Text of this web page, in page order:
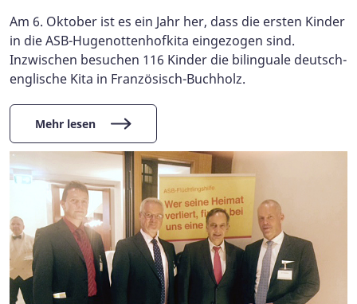
Am 6. Oktober ist es ein Jahr her, dass die ersten Kinder
in die ASB-Hugenottenhofkita eingezogen sind.
Inzwischen besuchen 116 Kinder die bilinguale deutsch-
englische Kita in Französisch-Buchholz.
Mehr lesen